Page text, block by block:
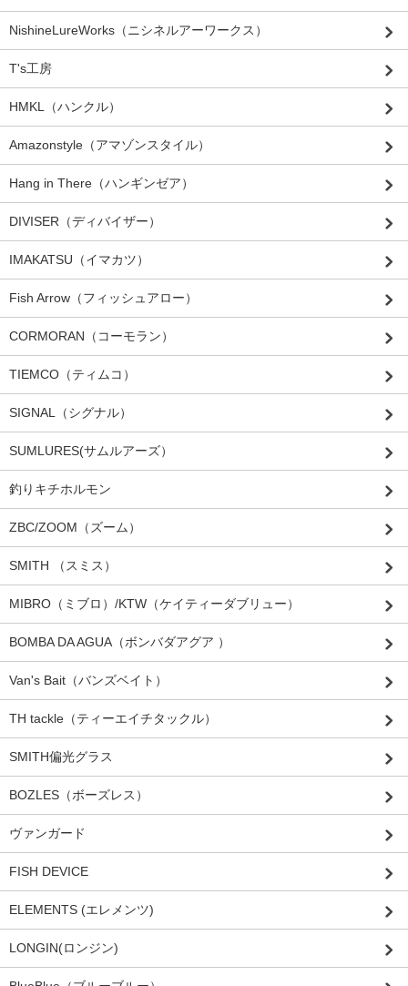
NishineLureWorks（ニシネルアーワークス）
T's工房
HMKL（ハンクル）
Amazonstyle（アマゾンスタイル）
Hang in There（ハンギンゼア）
DIVISER（ディバイザー）
IMAKATSU（イマカツ）
Fish Arrow（フィッシュアロー）
CORMORAN（コーモラン）
TIEMCO（ティムコ）
SIGNAL（シグナル）
SUMLURES(サムルアーズ）
釣りキチホルモン
ZBC/ZOOM（ズーム）
SMITH （スミス）
MIBRO（ミブロ）/KTW（ケイティーダブリュー）
BOMBA DA AGUA（ボンバダアグア ）
Van's Bait（バンズベイト）
TH tackle（ティーエイチタックル）
SMITH偏光グラス
BOZLES（ボーズレス）
ヴァンガード
FISH DEVICE
ELEMENTS (エレメンツ)
LONGIN(ロンジン)